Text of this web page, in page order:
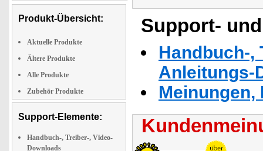
Produkt-Übersicht:
Aktuelle Produkte
Ältere Produkte
Alle Produkte
Zubehör Produkte
Support-Elemente:
Handbuch-, Treiber-, Video-
Downloads
Support-
Handbuch-,
Anleitungs-